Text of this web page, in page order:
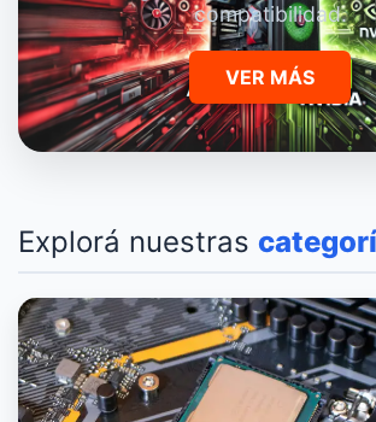
compatibilidad.
VER MÁS
Explorá nuestras